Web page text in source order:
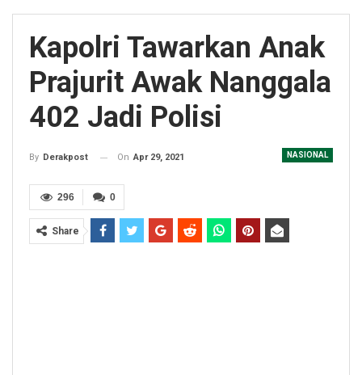
Kapolri Tawarkan Anak
Prajurit Awak Nanggala
402 Jadi Polisi
NASIONAL
By Derakpost On Apr 29, 2021
0
296
Share